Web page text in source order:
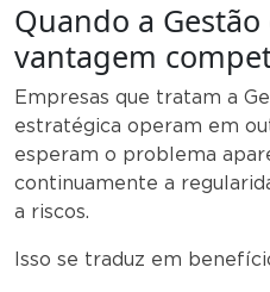
Quando a Gestão
vantagem
Empresas que tratam a
estratégica operam em
esperam o problema
continuamente a
a riscos.
Isso se traduz em